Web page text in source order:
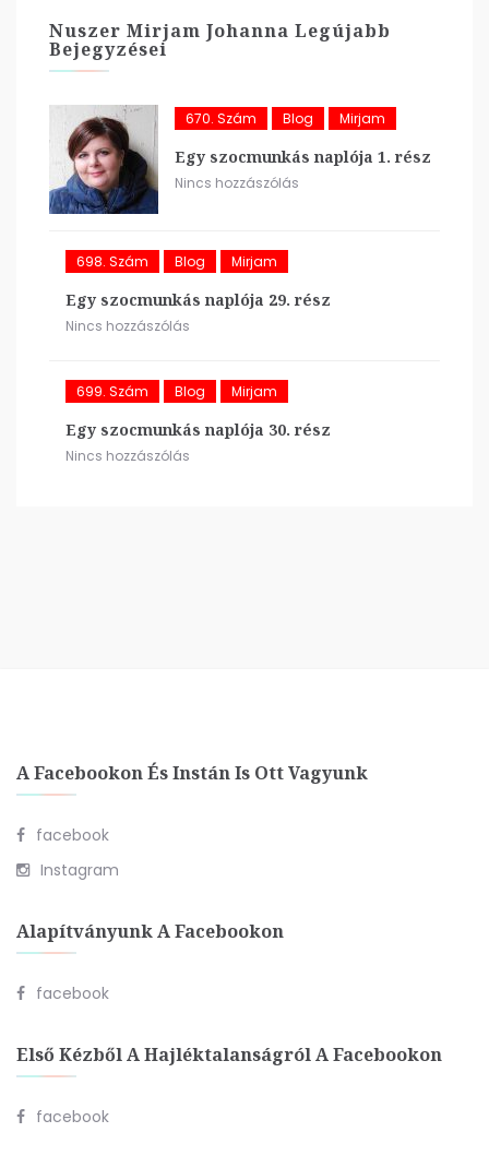
Nuszer Mirjam Johanna Legújabb
Bejegyzései
670. Szám Blog Mirjam
Egy szocmunkás naplója 1. rész
Nincs hozzászólás
698. Szám Blog Mirjam
Egy szocmunkás naplója 29. rész
Nincs hozzászólás
699. Szám Blog Mirjam
Egy szocmunkás naplója 30. rész
Nincs hozzászólás
A Facebookon És Instán Is Ott Vagyunk
facebook
Instagram
Alapítványunk A Facebookon
facebook
Első Kézből A Hajléktalanságról A Facebookon
facebook